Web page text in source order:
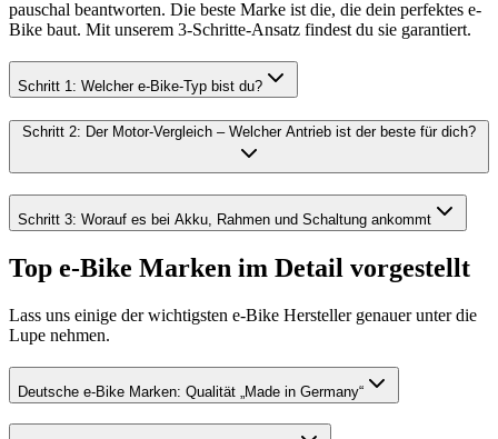
pauschal beantworten. Die beste Marke ist die, die dein perfektes e-
Bike baut. Mit unserem 3-Schritte-Ansatz findest du sie garantiert.
Schritt 1: Welcher e-Bike-Typ bist du?
Schritt 2: Der Motor-Vergleich – Welcher Antrieb ist der beste für dich?
Schritt 3: Worauf es bei Akku, Rahmen und Schaltung ankommt
Top e-Bike Marken im Detail vorgestellt
Lass uns einige der wichtigsten e-Bike Hersteller genauer unter die
Lupe nehmen.
Deutsche e-Bike Marken: Qualität „Made in Germany“